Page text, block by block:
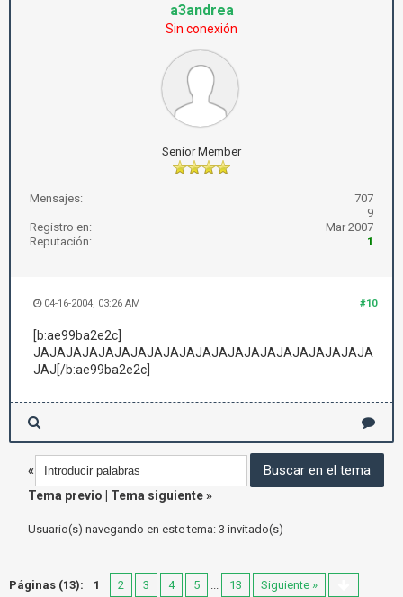
a3andrea
Sin conexión
Senior Member
Mensajes:
707
9
Registro en:
Mar 2007
Reputación:
1
#10
04-16-2004, 03:26 AM
[b:ae99ba2e2c]
JAJAJAJAJAJAJAJAJAJAJAJAJAJAJAJAJAJAJAJAJA
JAJ[/b:ae99ba2e2c]
«
Tema previo
Tema siguiente»
Usuario(s) navegando en este tema: 3 invitado(s)
Páginas (13): 1 2 3 4 5 ... 13 Siguiente »